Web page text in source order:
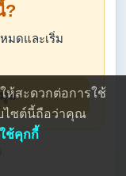
?
มดและเริ่ม
ลห้สะดวกต่อการใช้
ไซต์นี้ถือว่าคุณ
ช้คุกกี้